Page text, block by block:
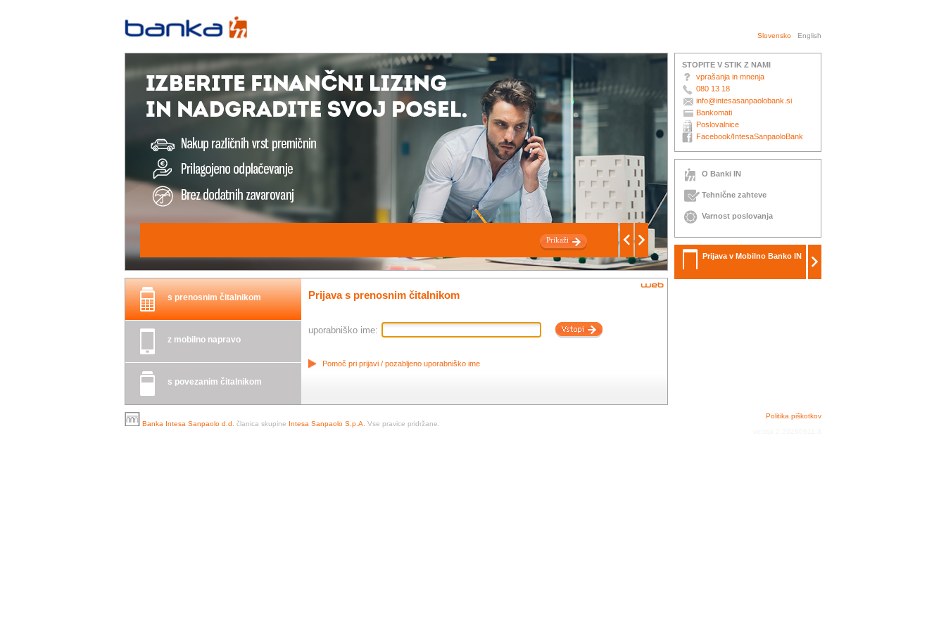
Slovensko English
Prikaži
s prenosnim čitalnikom
z mobilno napravo
s povezanim čitalnikom
Prijava s prenosnim čitalnikom
uporabniško ime:
Pomoč pri prijavi / pozabljeno uporabniško ime
STOPITE V STIK Z NAMI
vprašanja in mnenja
080 13 18
info@intesasanpaolobank.si
Bankomati
Poslovalnice
Facebook/IntesaSanpaoloBank
O Banki IN
Tehnične zahteve
Varnost poslovanja
Prijava v Mobilno Banko IN
Banka Intesa Sanpaolo d.d. članica skupine Intesa Sanpaolo S.p.A. Vse pravice pridržane.
Politika piškotkov